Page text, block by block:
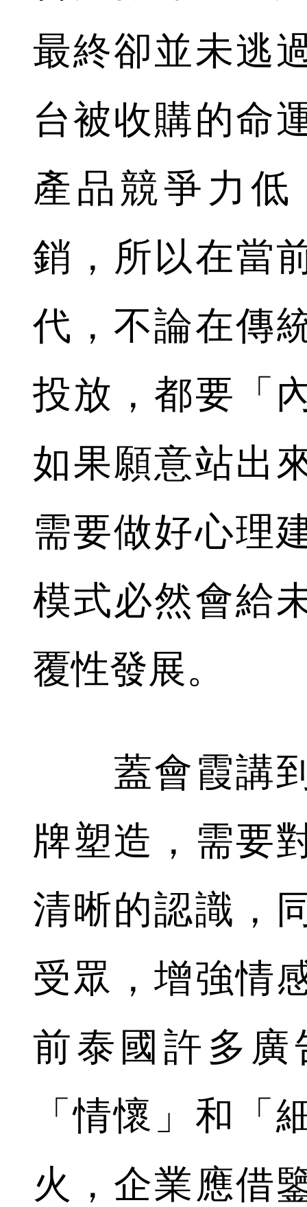
最終卻並未逃
台被收購的命
產品競爭力
銷，所以在當
代，不論在傳
投放，都要「
如果願意站出
需要做好心理
模式必然會給
覆性發展。
蓋會霞講到
牌塑造，需要
清晰的認識，
受眾，增強情
前泰國許多
「情懷」和「
火，企業應借